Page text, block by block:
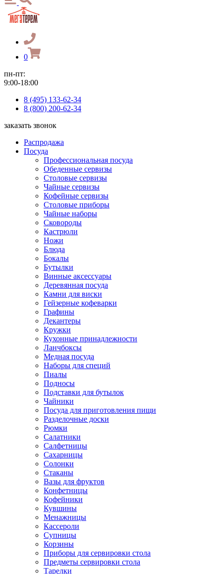
0
пн-пт:
9:00-18:00
8 (495) 133-62-34
8 (800) 200-62-34
заказать звонок
Распродажа
Посуда
Профессиональная посуда
Обеденные сервизы
Столовые сервизы
Чайные сервизы
Кофейные сервизы
Столовые приборы
Чайные наборы
Сковороды
Кастрюли
Ножи
Блюда
Бокалы
Бутылки
Винные аксессуары
Деревянная посуда
Камни для виски
Гейзерные кофеварки
Графины
Декантеры
Кружки
Кухонные принадлежности
Ланчбоксы
Медная посуда
Наборы для специй
Пиалы
Подносы
Подставки для бутылок
Чайники
Посуда для приготовления пищи
Разделочные доски
Рюмки
Салатники
Салфетницы
Сахарницы
Солонки
Стаканы
Вазы для фруктов
Конфетницы
Кофейники
Кувшины
Менажницы
Кассероли
Супницы
Корзины
Приборы для сервировки стола
Предметы сервировки стола
Тарелки